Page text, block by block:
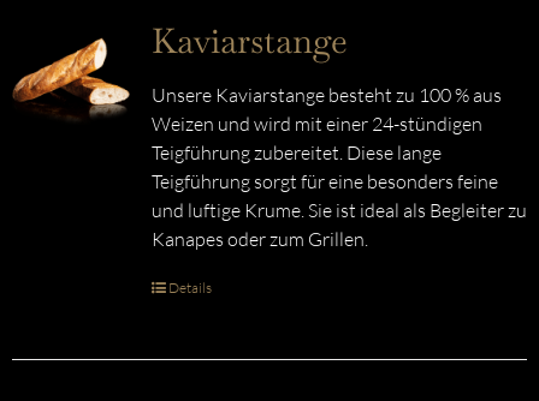
Kaviarstange
Unsere Kaviarstange besteht zu 100 % aus
Weizen und wird mit einer 24-stündigen
Teigführung zubereitet. Diese lange
Teigführung sorgt für eine besonders feine
und luftige Krume. Sie ist ideal als Begleiter zu
Kanapes oder zum Grillen.
Details